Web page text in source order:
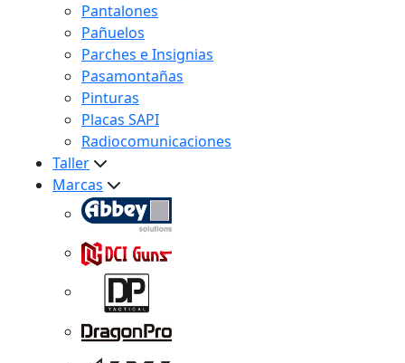
Pantalones
Pañuelos
Parches e Insignias
Pasamontañas
Pinturas
Placas SAPI
Radiocomunicaciones
Taller
Marcas